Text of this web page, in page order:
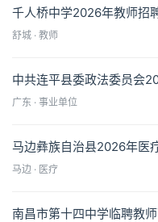
千人桥中学2026年教师招
舒城 · 教师
中共连平县委政法委员会
广东 · 事业单位
马边彝族自治县2026年医
马边 · 医疗
南昌市第十四中学临聘教